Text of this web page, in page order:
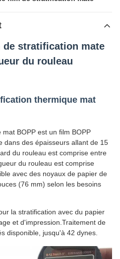
de stratification mate
du rouleau
thermique mat
BOPP est un film BOPP
dans des épaisseurs allant de 15
du rouleau est comprise entre
du rouleau est comprise
avec des noyaux de papier de
(76 mm) selon les besoins
la stratification avec du papier
et d'impression.Traitement de
disponible, jusqu'à 42 dynes.